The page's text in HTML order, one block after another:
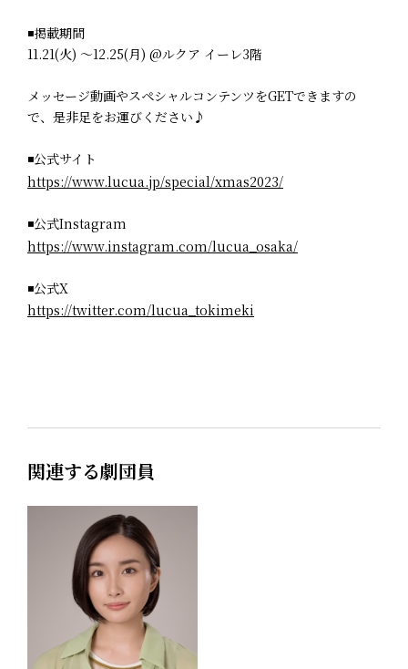
◾️掲載期間
11.21(火) ～12.25(月) @ルクア イーレ3階
メッセージ動画やスペシャルコンテンツをGETできますの
で、是非足をお運びください♪
◾️公式サイト
https://www.lucua.jp/special/xmas2023/
◾️公式Instagram
https://www.instagram.com/lucua_osaka/
◾️公式X
https://twitter.com/lucua_tokimeki
関連する劇団員